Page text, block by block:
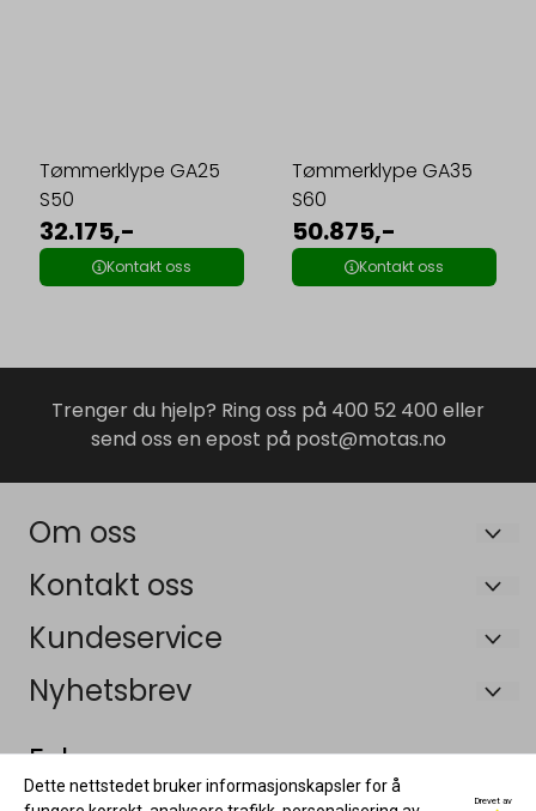
Tømmerklype GA25
S50
32.175,-
Kontakt oss
Tømmerklype GA35
S60
50.875,-
Kontakt oss
Trenger du hjelp? Ring oss på 400 52 400 eller
send oss en epost på post@motas.no
Om oss
Maskin og Tilhengersenteret AS
Org. nr. 926448315 MVA
Tlf: 40052400
post@motas.no
Kontakt oss
Om oss
Frakt og retur
Personvernerklæring
Garanti og reklamasjon
Kundeservice
Om oss
Nyhetsbrev
E-post
Følg oss:
Dette nettstedet bruker informasjonskapsler for å
Drevet av